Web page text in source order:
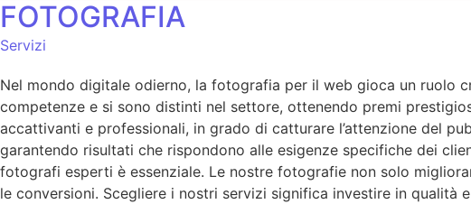
FOTOGRAFIA
Servizi
Nel mondo digitale odierno, la fotografia per il web gioca un ruolo
competenze e si sono distinti nel settore, ottenendo premi
accattivanti e professionali, in grado di catturare l’attenzione del
garantendo risultati che rispondono alle esigenze specifiche dei
fotografi esperti è essenziale. Le nostre fotografie non solo
le conversioni. Scegliere i nostri servizi significa investire in